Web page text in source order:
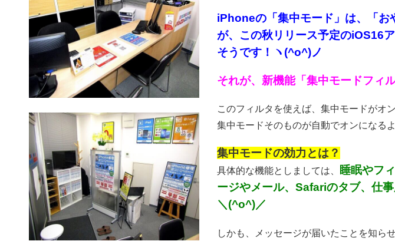
iPhoneの「集中モード」は、「お
が、この秋リリース予定のiOS16
そうです！ヽ(^o^)ノ
それが、新機能「集中モードフィ
このフィルタを使えば、集中モードがオ
集中モードそのものが自動でオンになる
集中モードの効力とは？
具体的な機能としましては、
睡眠やフ
ージやメール、Safariのタブ、仕
＼(^o^)／
しかも、メッセージが届いたことを知ら